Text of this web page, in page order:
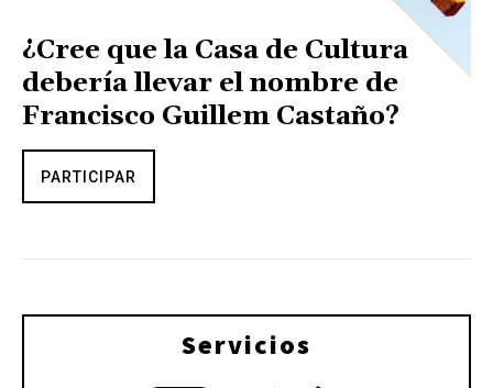
¿Cree que la Casa de Cultura
debería llevar el nombre de
Francisco Guillem Castaño?
PARTICIPAR
Servicios